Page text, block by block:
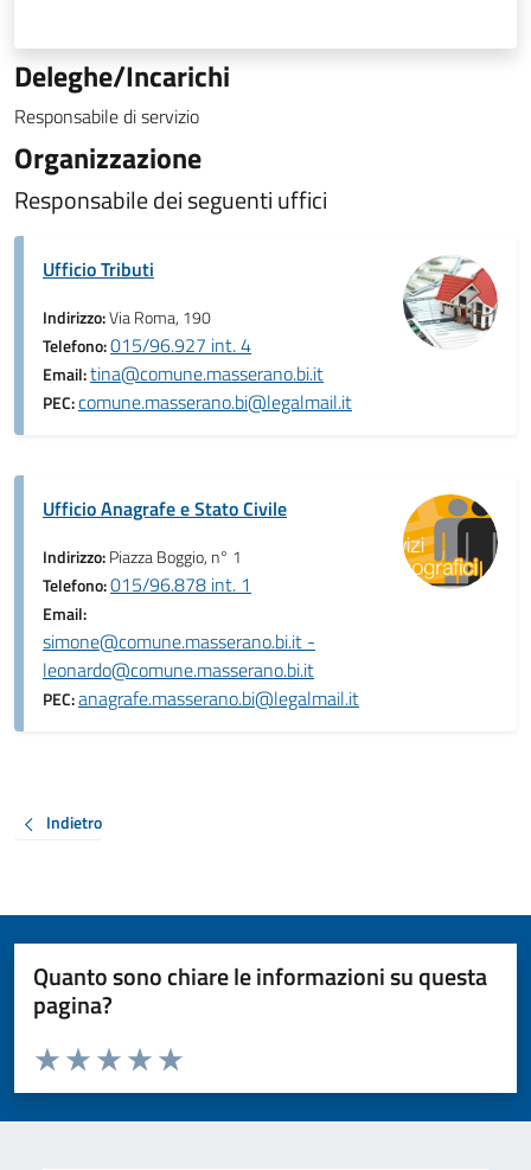
Deleghe/Incarichi
Responsabile di servizio
Organizzazione
Responsabile dei seguenti uffici
Ufficio Tributi
Indirizzo:Via Roma, 190
Telefono:015/96.927 int. 4
Email:tina@comune.masserano.bi.it
PEC:comune.masserano.bi@legalmail.it
Ufficio Anagrafe e Stato Civile
Indirizzo:Piazza Boggio, n° 1
Telefono:015/96.878 int. 1
Email:
simone@comune.masserano.bi.it -
leonardo@comune.masserano.bi.it
PEC:anagrafe.masserano.bi@legalmail.it
Indietro
Quanto sono chiare le informazioni su questa
pagina?
Valuta da 1 a 5 stelle la pagina
Valuta 5 stelle su 5
Valuta 4 stelle su 5
Valuta 3 stelle su 5
Valuta 2 stelle su 5
Valuta 1 stelle su 5